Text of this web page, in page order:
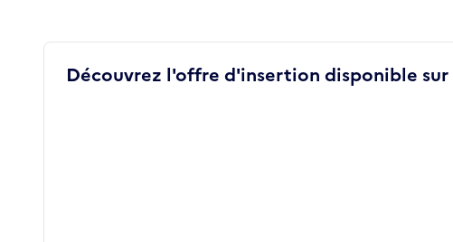
Découvrez l'offre d'insertion disponible